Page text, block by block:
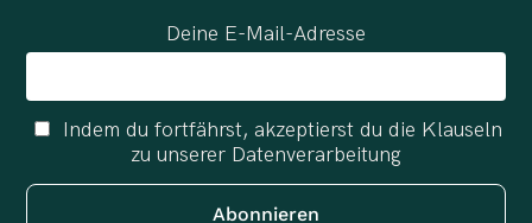
Deine E-Mail-Adresse
Indem du fortfährst, akzeptierst du die Klauseln
zu unserer Datenverarbeitung